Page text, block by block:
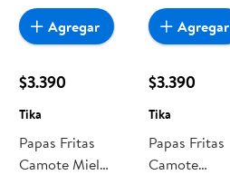
$3.390
Tika
Papas Fritas
Camote Miel
Agregar
$3.390
Tika
Papas Fritas
Camote
Agregar